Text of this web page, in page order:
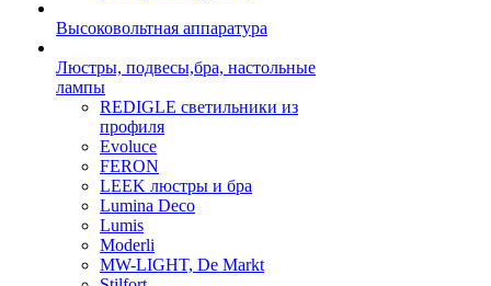
Высоковольтная аппаратура
Люстры, подвесы,бра, настольные
лампы
REDIGLE светильники из
профиля
Evoluce
FERON
LEEK люстры и бра
Lumina Deco
Lumis
Moderli
MW-LIGHT, De Markt